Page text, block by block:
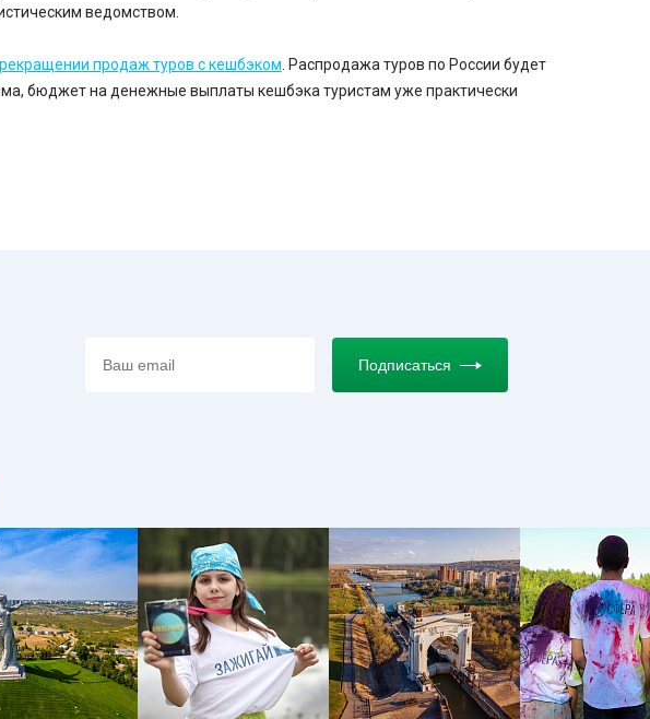
ведомством.
продаж туров с кешбэком . Распродажа туров по России будет
бюджет на денежные выплаты кешбэка туристам уже практически
Подписаться